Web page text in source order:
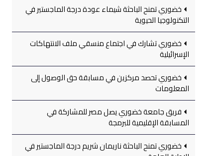
خضوري تمنح الباحثة شيماء عودة درجة الماجستير في
التكنولوجيا الحيوية
خضوري تشارك في اجتماع منسقي ملف الانتهاكات
الإسرائيلية
خضوري تحصد مركزين في مسابقة حق الوصول إلى
المعلومات
فريق جامعة خضوري يصل مصر للمشاركة في
المسابقة الإقليمية للبرمجة
خضوري تمنح الباحثة ناريمان شريم درجة الماجستير في